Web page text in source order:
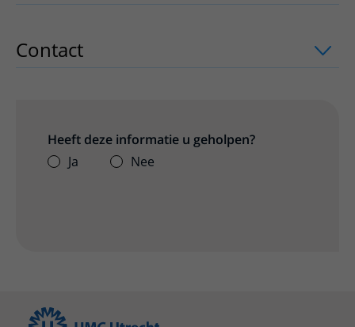
Contact uitklapper, klik om te openen
Heeft deze informatie u geholpen?
Ja
Nee